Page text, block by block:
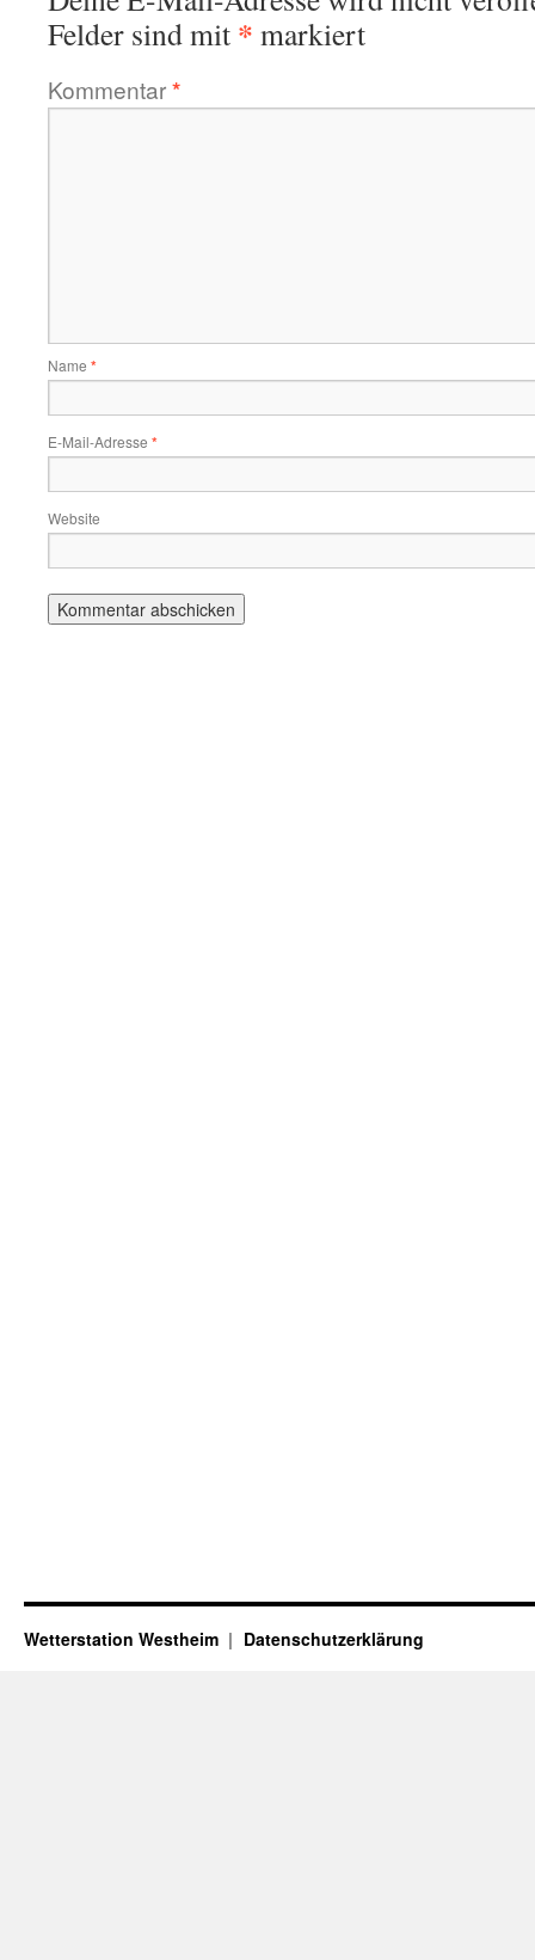
Felder sind mit * markiert
Kommentar*
Name *
E-Mail-Adresse *
Website
Wetterstation Westheim Datenschutzerklärung